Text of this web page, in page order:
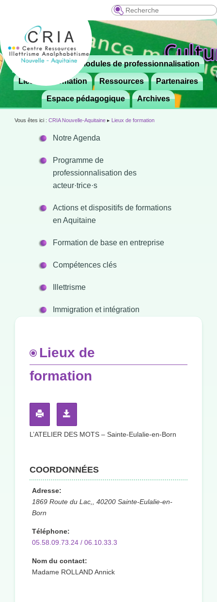
Recherche
Menu
principal
Aller
contenu
principal
 Le CRIA Modules de professionnalisation
Lieux de formation Ressources Partenaires
Espace pédagogique Archives
Vous êtes ici : CRIA Nouvelle-Aquitaine ▸ Lieux de formation
Notre Agenda
Programme de
professionnalisation des
acteur·trice·s
Actions et dispositifs de formations
en Aquitaine
Formation de base en entreprise
Compétences clés
Illettrisme
Immigration et intégration
Lieux de
formation
L’ATELIER DES MOTS – Sainte-Eulalie-en-Born
COORDONNÉES
Adresse:
1869 Route du Lac,, 40200 Sainte-Eulalie-en-
Born
Téléphone:
05.58.09.73.24 / 06.10.33.3
Nom du contact:
Madame ROLLAND Annick